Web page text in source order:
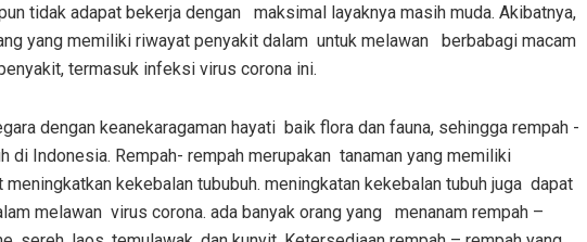
tidak adapat bekerja dengan maksimal layaknya masih muda. Akibatnya,
yang memiliki riwayat penyakit dalam untuk melawan berbabagi macam
termasuk infeksi virus corona ini.
dengan keanekaragaman hayati baik flora dan fauna, sehingga rempah -
di Indonesia. Rempah- rempah merupakan tanaman yang memiliki
kekebalan tububuh. meningkatan kekebalan tubuh juga dapat
melawan virus corona. ada banyak orang yang menanam rempah –